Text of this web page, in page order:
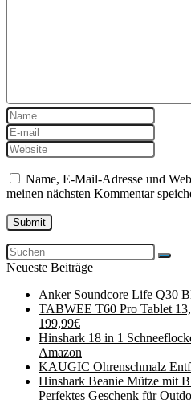
Name, E-Mail-Adresse und
meinen nächsten Kommentar
Neueste Beiträge
Anker Soundcore Life Q30
TABWEE T60 Pro Tablet
199,99€
Hinshark 18 in 1
Amazon
KAUGIC Ohrenschmalz
Hinshark Beanie Mütze mit
Perfektes Geschenk für